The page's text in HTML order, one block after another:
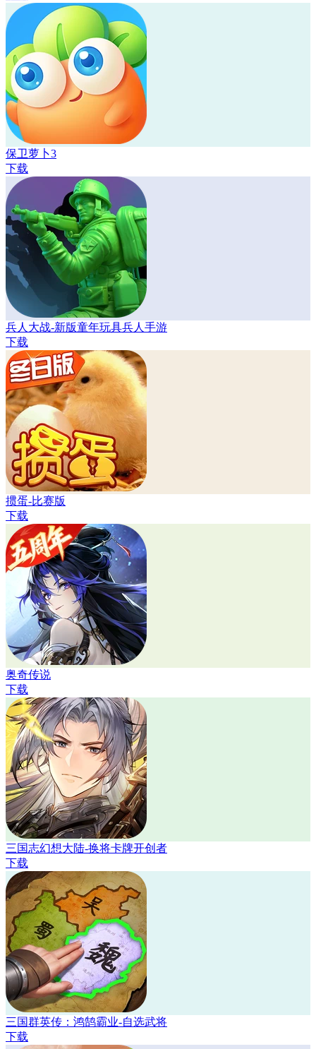
保卫萝卜3
下载
兵人大战-新版童年玩具兵人手游
下载
掼蛋-比赛版
下载
奥奇传说
下载
三国志幻想大陆-换将卡牌开创者
下载
三国群英传：鸿鹄霸业-自选武将
下载